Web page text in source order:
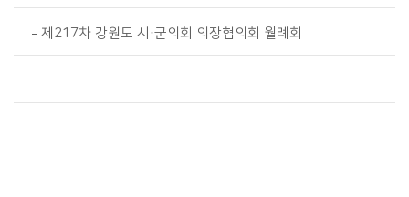
제217차 강원도 시·군의회 의장협의회 월례회